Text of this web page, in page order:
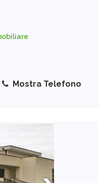
Mostra Telefono